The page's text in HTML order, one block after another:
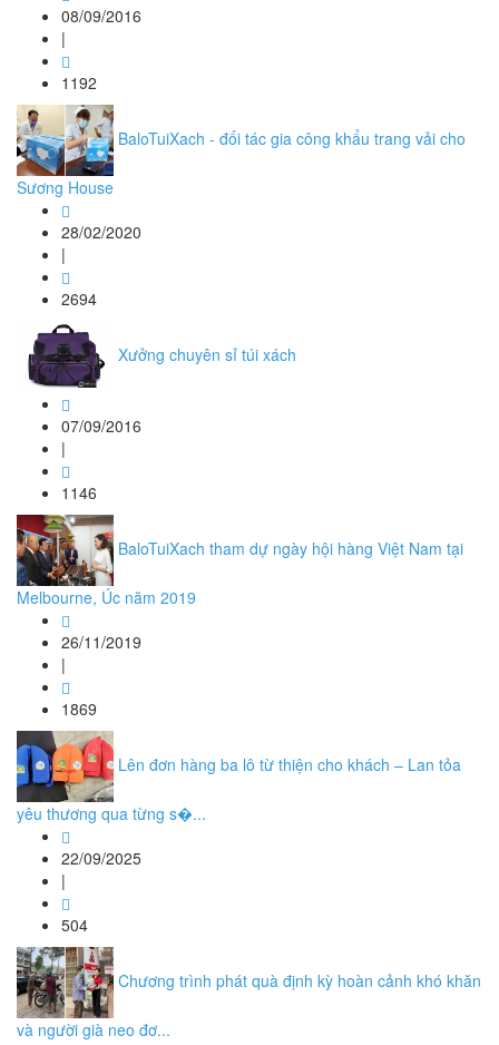
08/09/2016
|
1192
BaloTuiXach - đối tác gia công khẩu trang vải cho
Sương House
28/02/2020
|
2694
Xưởng chuyên sỉ túi xách
07/09/2016
|
1146
BaloTuiXach tham dự ngày hội hàng Việt Nam tại
Melbourne, Úc năm 2019
26/11/2019
|
1869
Lên đơn hàng ba lô từ thiện cho khách – Lan tỏa
yêu thương qua từng s�...
22/09/2025
|
504
Chương trình phát quà định kỳ hoàn cảnh khó khăn
và người già neo đơ...